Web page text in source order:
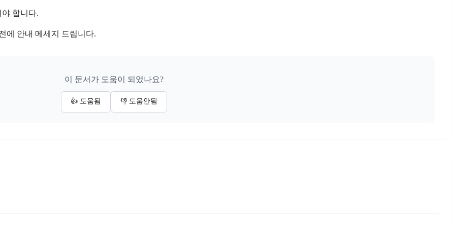
합니다.
에 안내 메세지 드립니다.
이 문서가 도움이 되었나요?
👍 도움됨 👎 도움안됨